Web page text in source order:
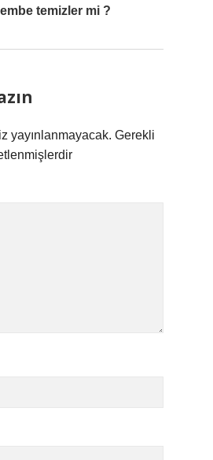
temizler mi ?
yayınlanmayacak. Gerekli